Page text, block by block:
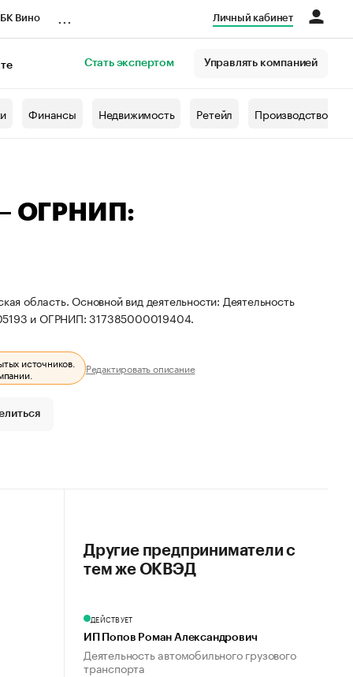
Вино Личный кабинет
Стать экспертом Управлять компанией
Финансы Недвижимость Ретейл Производство
— ОГРНИП:
область. Основной вид деятельности: Деятельность
и ОГРНИП: 317385000019404.
источников. Редактировать описание
Другие предприниматели с
тем же ОКВЭД
ДЕЙСТВУЕТ
ИП Попов Роман Александрович
Деятельность автомобильного грузового
транспорта